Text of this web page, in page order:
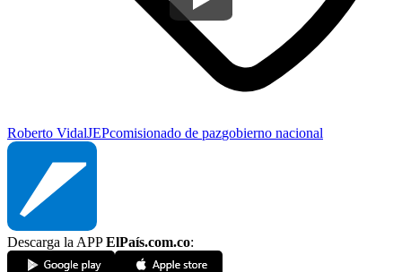
Roberto VidalJEPcomisionado de pazgobierno nacional
Descarga la APPElPaís.com.co: